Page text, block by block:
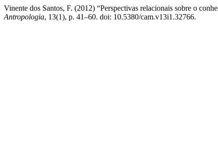
Vinente dos Santos, F. (2012) “Perspectivas relacionais sobre o
Antropologia, 13(1), p. 41–60. doi: 10.5380/cam.v13i1.32766.